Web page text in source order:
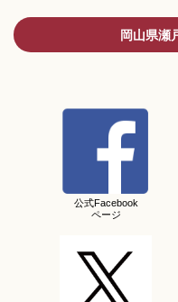
岡山県瀬
公式Facebook
ページ